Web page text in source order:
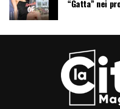
“Gatta” nei